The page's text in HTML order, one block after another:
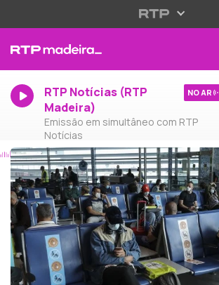
RTP Notícias (RTP
Madeira)
Emissão em simultâneo com RTP
Notícias
NO AR